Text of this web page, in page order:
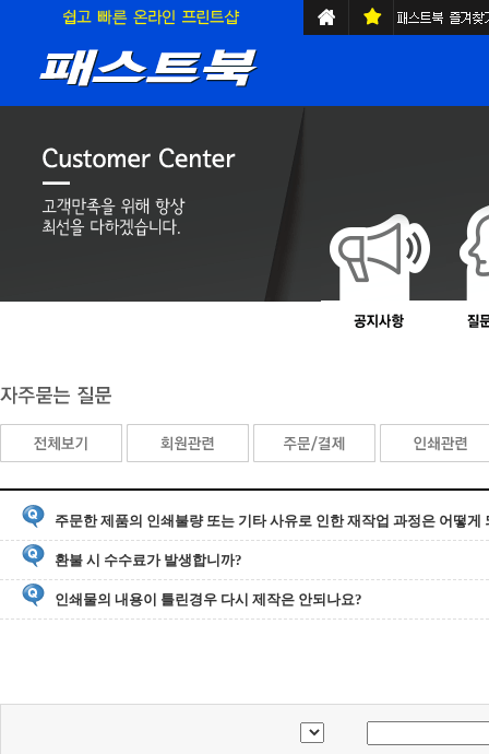
주문한 제품의 인쇄불량 또는 기타 사유로 인한 재작업 과정은 어떻게
환불 시 수수료가 발생합니까?
인쇄물의 내용이 틀린경우 다시 제작은 안되나요?